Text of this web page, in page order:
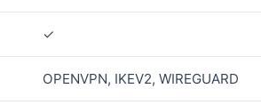
✓
OPENVPN, IKEV2, WIREGUARD